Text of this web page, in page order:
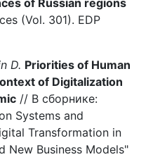
of Russian regions
(Vol. 301). EDP
D. Priorities of Human
of Digitalization
// В сборнике:
Systems and
Transformation in
New Business Models"